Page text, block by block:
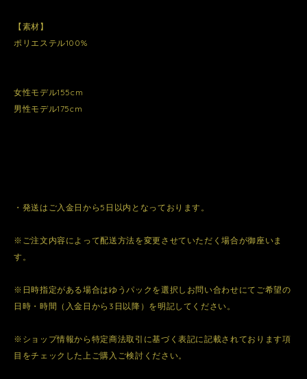
【素材】
ポリエステル100%
女性モデル155cm
男性モデル175cm
・発送はご入金日から5日以内となっております。
※ご注文内容によって配送方法を変更させていただく場合が御座いま
す。
※日時指定がある場合はゆうパックを選択しお問い合わせにてご希望の
日時・時間（入金日から3日以降）を明記してください。
※ショップ情報から特定商法取引に基づく表記に記載されております項
目をチェックした上ご購入ご検討ください。